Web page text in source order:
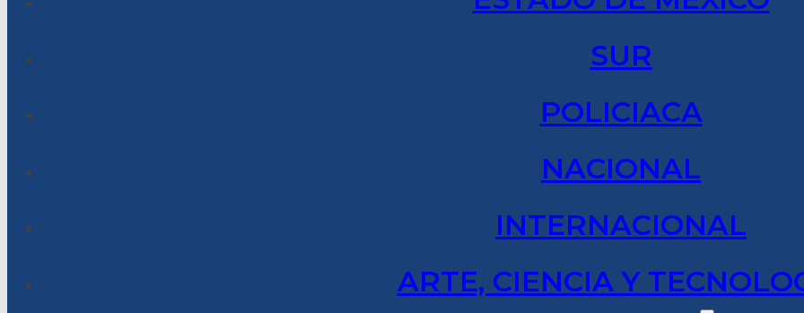
SUR
POLICIACA
NACIONAL
INTERNACIONAL
ARTE, CIENCIA Y